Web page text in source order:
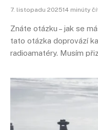
7. listopadu 202514 minúty
Znáte otázku – jak se
tato otázka doprovází
radioamatéry. Musím